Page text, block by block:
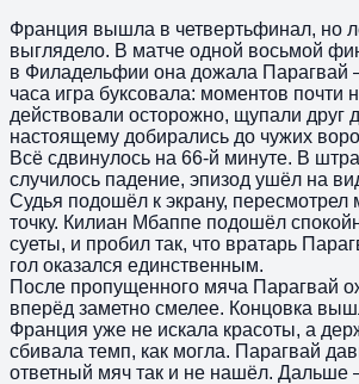
Франция вышла в четвертьфинал, но
выглядело. В матче одной восьмой
в Филадельфии она дожала
часа игра буксовала: моментов почти
действовали осторожно, щупали друг
настоящему добирались до чужих
Всё сдвинулось на 66-й минуте. В
случилось падение, эпизод ушёл на
Судья подошёл к экрану, пересмотрел
точку. Килиан Мбаппе подошёл
суеты, и пробил так, что вратарь
гол оказался единственным.
После пропущенного мяча Парагвай
вперёд заметно смелее. Концовка
Франция уже не искала красоты, а
сбивала темп, как могла. Парагвай
ответный мяч так и не нашёл. Дальше